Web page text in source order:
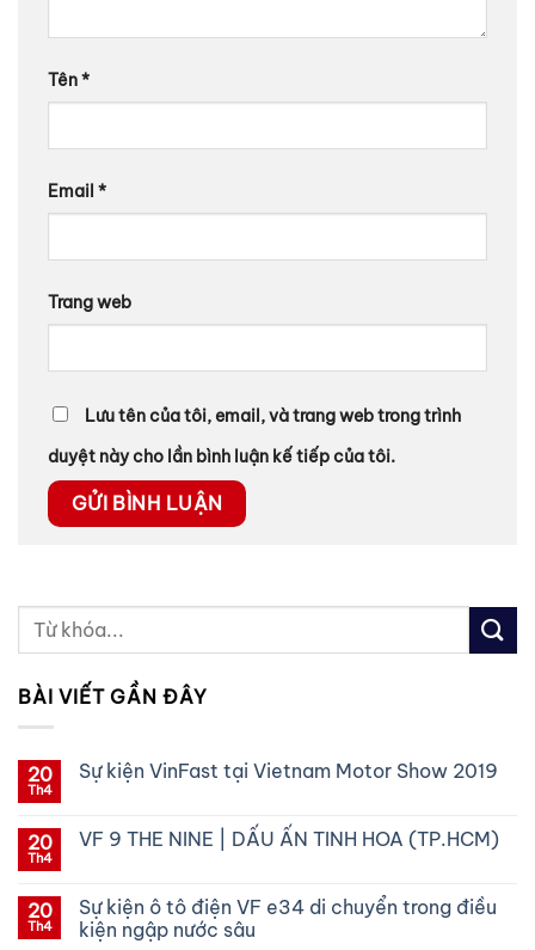
Tên*
Email *
Trang web
Lưu tên của tôi, email, và trang web trong trình
duyệt này cho lần bình luận kế tiếp của tôi.
BÀI VIẾT GẦN ĐÂY
20
Th4
Sự kiện VinFast tại Vietnam Motor Show 2019
luận
VinFast
tại
Vietnam
20
Th4
VF 9 THE NINE | DẤU ẤN TINH HOA (TP.HCM)
luận
ở
VF
20
Th4
Sự kiện ô tô điện VF e34 di chuyển trong điều
kiện ngập nước sâu